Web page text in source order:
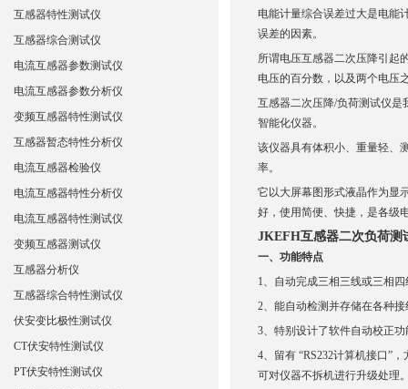
电能计量综合误差过大是电能
误差的因素。
所谓电压互感器二次压降引起
电压的百分数，以及两个电压
互感器二次压降/负荷测试仪是
智能化仪器。
该仪器具有体积小、重量轻、
率。
它以大屏幕图形式液晶作为显
好，使用简便、快捷，是各级
JKEFH互感器二次负荷测
一、功能特点
1、自动完成三相三线或三相
2、能自动检测并存储在各种
3、特别设计了软件自动校正
4、留有 “RS232计算机接口”，
可对仪器不拆机进行升级处理
互感器特性测试仪
互感器综合测试仪
电流互感器参数测试仪
电流互感器参数分析仪
变频互感器特性测试仪
互感器暂态特性分析仪
电流互感器检验仪
电流互感器特性分析仪
电流互感器特性测试仪
变频互感器测试仪
互感器分析仪
互感器综合特性测试仪
伏安变比极性测试仪
CT伏安特性测试仪
PT伏安特性测试仪